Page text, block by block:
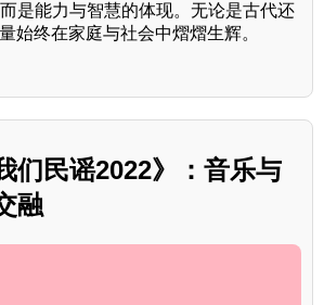
是能力与智慧的体现。无论是古代还
始终在家庭与社会中熠熠生辉。
们民谣2022》：音乐与
融